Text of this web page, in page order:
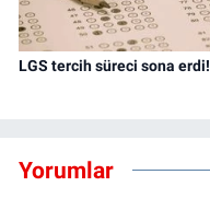
LGS tercih süreci sona erdi!
Yorumlar